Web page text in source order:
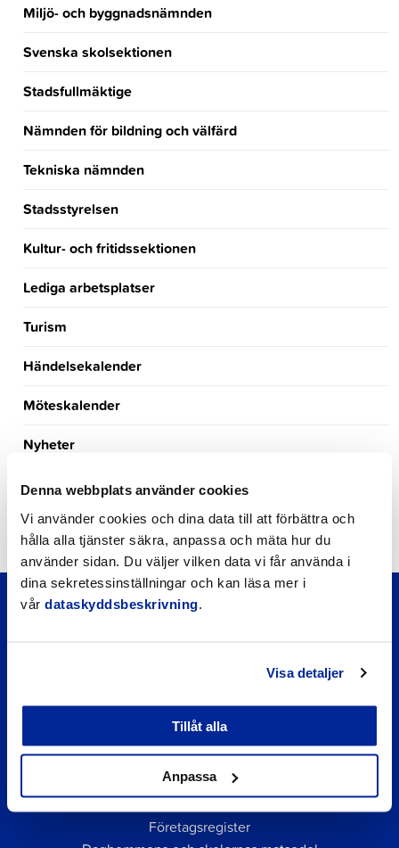
Denna webbplats använder cookies
Vi använder cookies och dina data till att förbättra och
hålla alla tjänster säkra, anpassa och mäta hur du
använder sidan. Du väljer vilken data vi får använda i
dina sekretessinställningar och kan läsa mer i
vår dataskyddsbeskrivning
Visa detaljer
Tillåt alla
Anpassa
Miljö- och byggnadsnämnden
Svenska skolsektionen
Stadsfullmäktige
Nämnden för bildning och välfärd
Tekniska nämnden
Stadsstyrelsen
Kultur- och fritidssektionen
Lediga arbetsplatser
Turism
Händelsekalender
Möteskalender
Nyheter
Kungörelser
Okategoriserade
Snabblänkar
Företagsregister